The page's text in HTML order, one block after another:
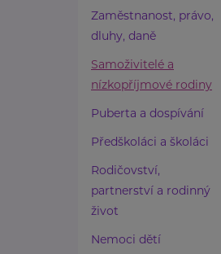
Zaměstnanost, právo,
dluhy, daně
Samoživitelé a
nízkopříjmové rodiny
Puberta a dospívání
Předškoláci a školáci
Rodičovství,
partnerství a rodinný
život
Nemoci dětí